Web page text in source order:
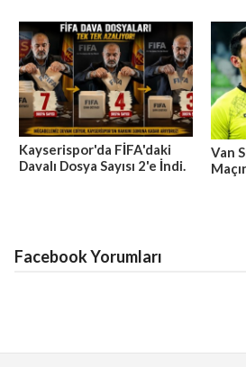
Kayserispor'da FİFA'daki
Davalı Dosya Sayısı 2'e İndi.
Van
Facebook Yorumları